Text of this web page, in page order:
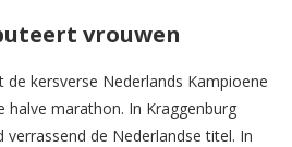
vrouwen
kersverse Nederlands Kampioene
halve marathon. In Kraggenburg
verrassend de Nederlandse titel. In